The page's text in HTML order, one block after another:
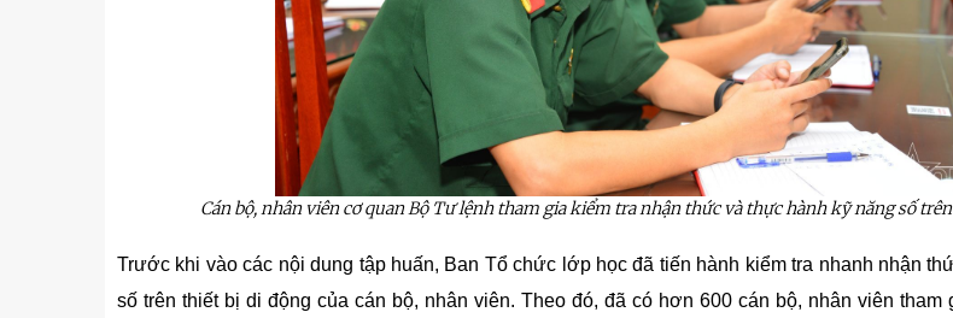
Cán bộ, nhân viên cơ quan Bộ Tư lệnhtham gia kiểm tranhận thức và thực hành kỹ năng số
Trước khi vào các nội dung tập huấn, Ban Tổ chức lớp họcđã tiến hành kiểm tra nhanh nhận
số trên thiết bị di động của cán bộ, nhân viên. Theo đó,đã có hơn 600cán bộ, nhân viêntham